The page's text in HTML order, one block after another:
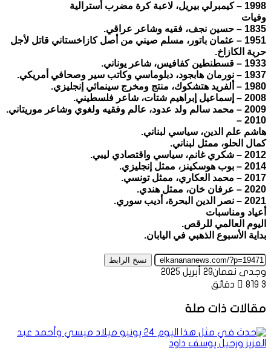
1998 – كيمبرلي بيريل، لاعبة كرة مضرب أسترالية
وفيات
1835 – حسين نجف، فقيه وشاعر عراقي.
1951 – عثمان باتور، مسلم صيني من أصل كازاخستاني قاتل لأجل
حرية الكازاخ.
1933 – قسطنطين كفافيس، شاعر يوناني.
1937 – نورمان هابجود، دبلوماسي وكاتب سير وصحافي أمريكي.
1980 – ألفريد هتشكوك، منتج ومخرج سينمائي إنجليزي.
2008 – إسماعيل إبراهيم شتات، شاعر فلسطيني.
2009 – محمد سالم ولد عدود، عالم وفقيه ولغوي وشاعر موريتاني.
2010 –
هاشم علم الدين، سياسي لبناني.
كمال الحلو، ممثل لبناني.
2012 – شكري غانم، سياسي واقتصادي ليبي.
2014 – بوب هوسكينز، ممثل إنجليزي.
2017 – محمد العكاري، ممثل تونسي.
2020 – عرفان خان، ممثل هندي.
2021 – نصر الدين البحرة، أديب سوري.
أعياد ومناسبات
اليوم العالمي للرقص.
بداية الأسبوع الذهبي في اليابان.
نسخ الرابط
وجدى نعمان29 أبريل 2025
819 3 دقائق
مقالات ذات صلة